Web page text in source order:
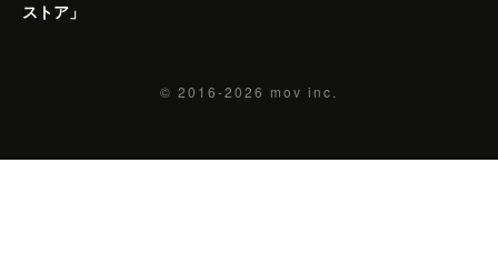
ストア」
© 2016-2026 mov inc.